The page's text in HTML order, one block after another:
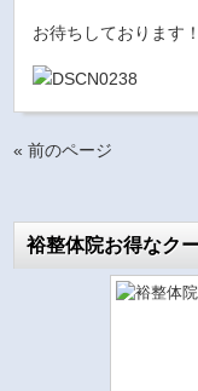
お待ちしております！
« 前のページ
裕整体院お得なク